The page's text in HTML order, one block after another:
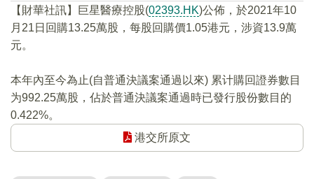
【財華社訊】巨星醫療控股(02393.HK)公佈，於2021年10
月21日回購13.25萬股，每股回購價1.05港元，涉資13.9萬
元。
本年內至今為止(自普通決議案通過以來) 累计購回證券數目
为992.25萬股，佔於普通決議案通過時已發行股份數目的
0.422%。
港交所原文